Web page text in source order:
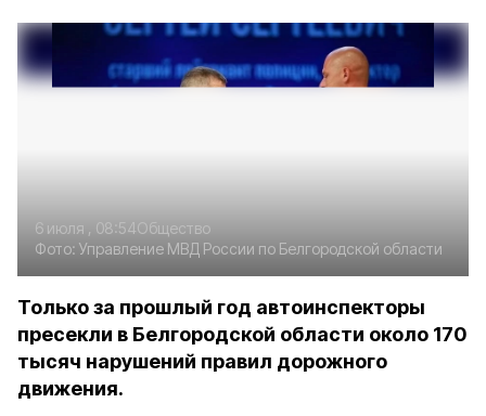
6 июля , 08:54Общество
Фото: Управление МВД России по Белгородской области
Только за прошлый год автоинспекторы
пресекли в Белгородской области около 170
тысяч нарушений правил дорожного
движения.